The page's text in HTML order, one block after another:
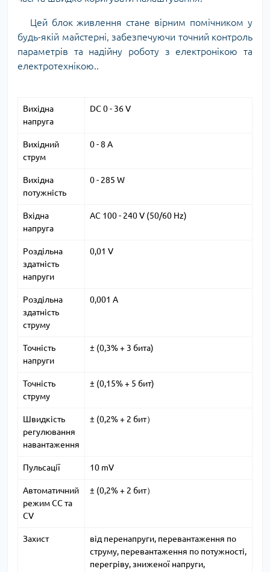
Цей блок живлення стане вірним помічником у
будь-якій майстерні, забезпечуючи точний контроль
параметрів та надійну роботу з електронікою та
електротехнікою..
Вихідна
напруга
DC 0 - 36 V
Вихідний
струм
0 - 8 A
Вихідна
потужність
0 - 285 W
Вхідна
напруга
AC 100 - 240 V (50/60 Hz)
Роздільна
здатність
напруги
0,01 V
Роздільна
здатність
струму
0,001 A
Точність
напруги
± (0,3% + 3 бита)
Точність
струму
± (0,15% + 5 бит)
Швидкість
регулювання
навантаження
± (0,2% + 2 бит）
Пульсації 10 mV
Автоматичний
режим CC та
CV
± (0,2% + 2 бит）
Захист
від перенапруги, перевантаження по
струму, перевантаження по потужності,
перегріву, зниженої напруги,